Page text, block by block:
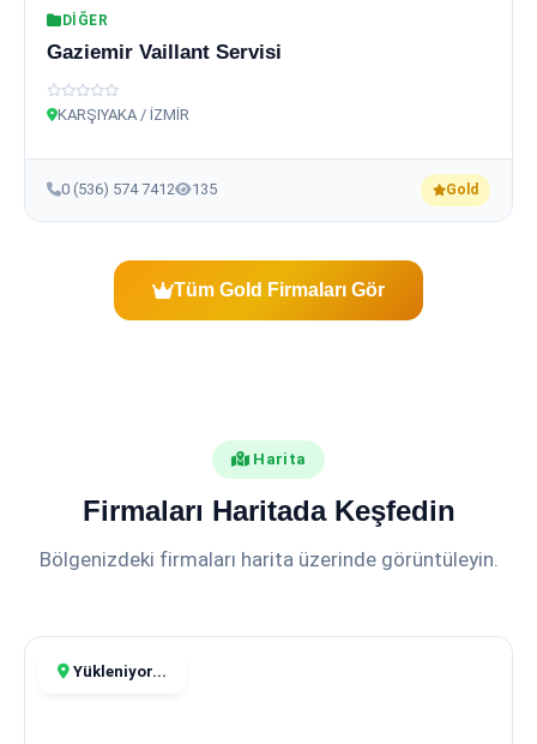
DIĞER
Gaziemir Vaillant Servisi
KARŞIYAKA / İZMİR
0 (536) 574 7412 135 Gold
Tüm Gold Firmaları Gör
Harita
Firmaları Haritada Keşfedin
Bölgenizdeki firmaları harita üzerinde görüntüleyin.
Yükleniyor...